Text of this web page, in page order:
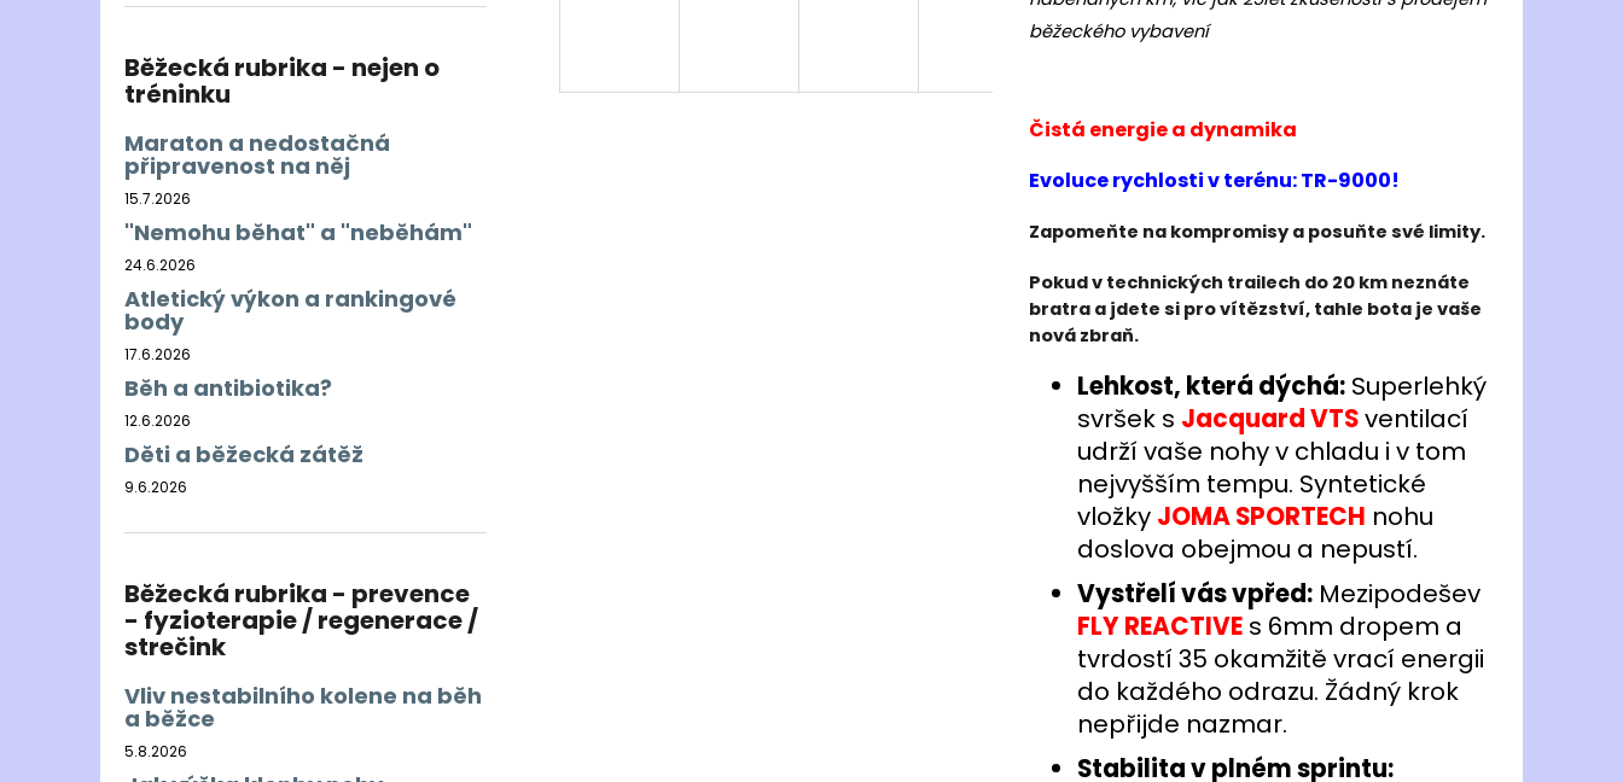
Běžecká rubrika - nejen o
tréninku
Maraton a nedostačná
připravenost na něj
15.7.2026
"Nemohu běhat" a "neběhám"
24.6.2026
Atletický výkon a rankingové
body
17.6.2026
Běh a antibiotika?
12.6.2026
Děti a běžecká zátěž
9.6.2026
Běžecká rubrika - prevence
- fyzioterapie / regenerace /
strečink
Vliv nestabilního kolene na běh
a běžce
5.8.2026
běžeckého vybavení
Čistá energie a dynamika
Evoluce rychlosti v terénu: TR-9000!
Zapomeňte na kompromisy a posuňte své limity.
Pokud v technických trailech do 20 km neznáte
bratra a jdete si pro vítězství, tahle bota je vaše
nová zbraň.
Lehkost, která dýchá: Superlehký
svršek s Jacquard VTSventilací
udrží vaše nohy v chladu i v tom
nejvyšším tempu. Syntetické
vložky JOMA SPORTECH nohu
doslova obejmou a nepustí.
Vystřelí vás vpřed: Mezipodešev
FLY REACTIVE s 6mm dropem a
tvrdostí 35 okamžitě vrací energii
do každého odrazu. Žádný krok
nepřijde nazmar.
Stabilita v plném sprintu:
BĚŽECKÁ BUNDA RONHILL EVERYDAY
899 Kč
Původně:1 200 Kč
BĚŽECKÉ TRIKO RONHILL CORE L/S TEE